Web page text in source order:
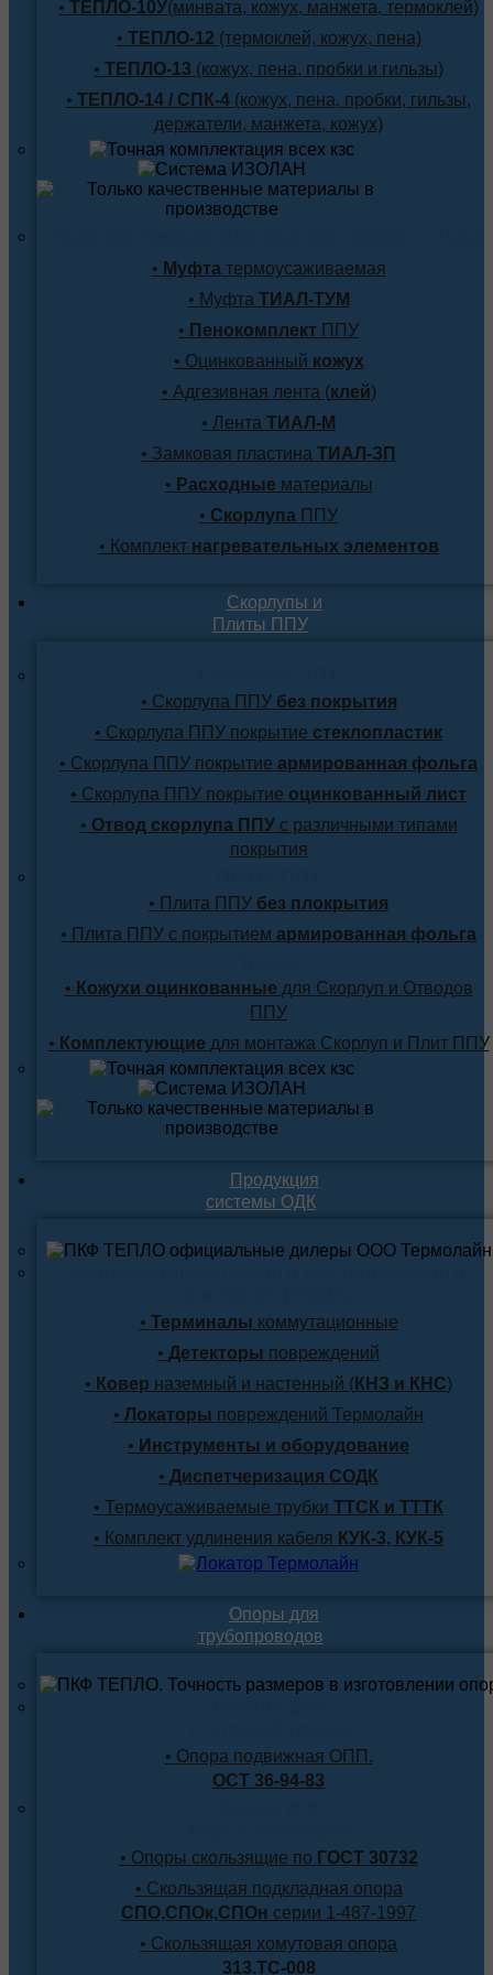
• ТЕПЛО-10У(минвата, кожух, манжета, термоклей)
• ТЕПЛО-12 (термоклей, кожух, пена)
• ТЕПЛО-13 (кожух, пена, пробки и гильзы)
• ТЕПЛО-14 / СПК-4 (кожух, пена, пробки, гильзы,
держатели, манжета, кожух)
• Муфтатермоусаживаемая
• Муфта ТИАЛ-ТУМ
• Пенокомплект ППУ
• Оцинкованный кожух
• Адгезивная лента (клей)
• Лента ТИАЛ-М
• Замковая пластина ТИАЛ-ЗП
• Расходные материалы
• Скорлупа ППУ
• Комплектнагревательных элементов
Скорлупы и
Плиты ППУ
• Скорлупа ППУбез покрытия
• Скорлупа ППУ покрытие стеклопластик
• Скорлупа ППУ покрытие армированная фольга
• Скорлупа ППУ покрытие оцинкованный лист
• Отвод скорлупа ППУс различными типами
покрытия
• Плита ППУ без плокрытия
• Плита ППУ с покрытием армированная фольга
• Кожухи оцинкованные для Скорлуп и Отводов
ППУ
• Комплектующие для монтажа Скорлуп и Плит ППУ
Продукция
системы ОДК
• Терминалы коммутационные
• Детекторы повреждений
• Ковер наземный и настенный (КНЗ и КНС)
• Локаторы повреждений Термолайн
• Инструменты и оборудование
• Диспетчеризация СОДК
• Термоусаживаемые трубки ТТСК и ТТТК
• Комплект удлинения кабеля КУК-3, КУК-5
Опоры для
трубопроводов
• Опора подвижная ОПП.
ОСТ 36-94-83
• Опоры скользящие по ГОСТ 30732
• Скользящая подкладная опора
СПО,СПОк,СПОн серии 1-487-1997
• Скользящая хомутовая опора
313.ТС-008